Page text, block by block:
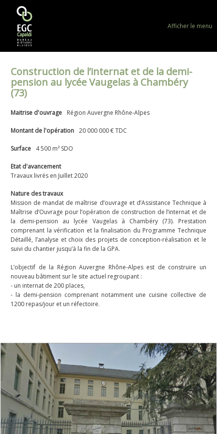
Afficher le menu
Construction de l’internat et de la demi-
pension au lycée Vaugelas à Chambéry
(73)
Maitrise d'ouvrage Région Auvergne Rhône-Alpes
Montant de l'opération 20 000 000 € TDC
Surface 4 500 m² SDO
Etat d'avancement
Travaux livrés en Juillet 2020
Nature des travaux
Mission de mandat de maîtrise d’ouvrage et d’Assistance Technique à
Maîtrise d’Ouvrage pour l’opération de construction de l’internat et de
la demi-pension au lycée Vaugelas à Chambéry (73). Prestation
comprenant la vérification et la finalisation du Programme Technique
Détaillé, l’analyse et choix des projets de conception-réalisation et le
suivi du chantier jusqu’à la fin de la GPA.
L’objectif de la Région Auvergne Rhône-Alpes est de construire un
nouveau bâtiment sur le site actuel regroupant :
- un internat de 200 places,
- la demi-pension comprenant notamment une cuisine collective de
1200 repas/jour et un réfectoire.